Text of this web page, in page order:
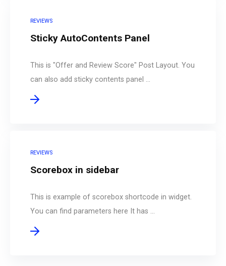
REVIEWS
Sticky AutoContents Panel
This is "Offer and Review Score" Post Layout. You
can also add sticky contents panel ...
REVIEWS
Scorebox in sidebar
This is example of scorebox shortcode in widget.
You can find parameters here It has ...